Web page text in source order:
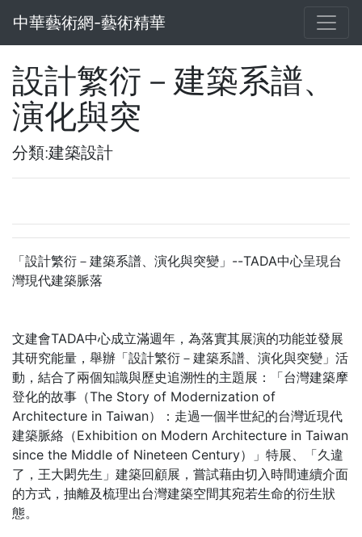
中華藝術網-藝術精華
設計繁衍－建築系譜、
演化與突
分類:建築設計
「設計繁衍－建築系譜、演化與突變」--TADA中心呈現台
灣現代建築脈落
文建會TADA中心成立滿週年，為落實其展演的功能並發展
其研究能量，舉辦「設計繁衍－建築系譜、演化與突變」活
動，結合了兩個知識與歷史追溯性的主題展：「台灣建築摩
登化的故事（The Story of Modernization of
Architecture in Taiwan）：走過一個半世紀的台灣近現代
建築脈絡（Exhibition on Modern Architecture in Taiwan
since the Middle of Nineteen Century）」特展、「久違
了，王大閎先生」建築回顧展，嘗試藉由切入時間連續介面
的方式，抽離及梳理出台灣建築空間其宛若生命的衍生狀
態。